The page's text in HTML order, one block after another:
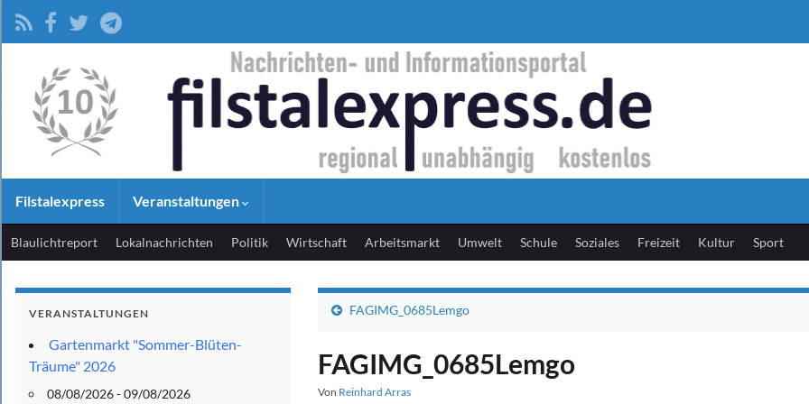
Filstalexpress Veranstaltungen
Blaulichtreport Lokalnachrichten Politik Wirtschaft Arbeitsmarkt Umwelt Schule Soziales Freizeit Kultur Sport
FAGIMG_0685Lemgo
FAGIMG_0685Lemgo
Von Reinhard Arras
VERANSTALTUNGEN
Gartenmarkt "Sommer-Blüten-
Träume" 2026
08/08/2026 - 09/08/2026